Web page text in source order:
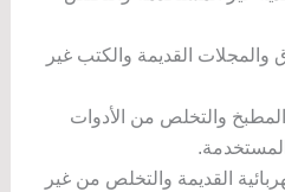
والمجلات القديمة والكتب غير
والتخلص من الأدوات
القديمة والتخلص من غير